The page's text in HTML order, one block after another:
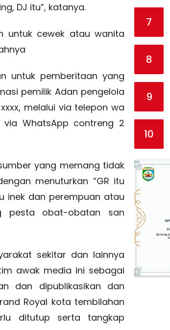
DJ itu”, katanya.
untuk cewek atau wanita
untuk pemberitaan yang
pemilik Adan pengelola
melalui via telepon wa
WhatsApp contreng 2
yang memang tidak
menuturkan “GR itu
inek dan perempuan atau
pesta obat-obatan san
sekitar dan lainnya
awak media ini sebagai
dan dipublikasikan dan
Royal kota tembilahan
ditutup serta tangkap
7
8
9
10